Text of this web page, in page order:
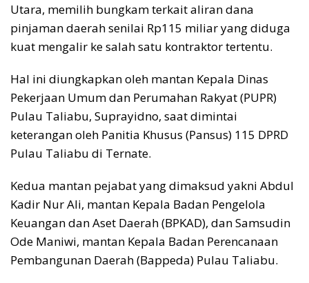
Utara, memilih bungkam terkait aliran dana
pinjaman daerah senilai Rp115 miliar yang diduga
kuat mengalir ke salah satu kontraktor tertentu.
Hal ini diungkapkan oleh mantan Kepala Dinas
Pekerjaan Umum dan Perumahan Rakyat (PUPR)
Pulau Taliabu, Suprayidno, saat dimintai
keterangan oleh Panitia Khusus (Pansus) 115 DPRD
Pulau Taliabu di Ternate.
Kedua mantan pejabat yang dimaksud yakni Abdul
Kadir Nur Ali, mantan Kepala Badan Pengelola
Keuangan dan Aset Daerah (BPKAD), dan Samsudin
Ode Maniwi, mantan Kepala Badan Perencanaan
Pembangunan Daerah (Bappeda) Pulau Taliabu.